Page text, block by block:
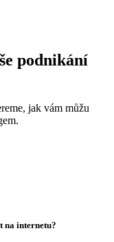
podnikání
jak vám můžu
na internetu?